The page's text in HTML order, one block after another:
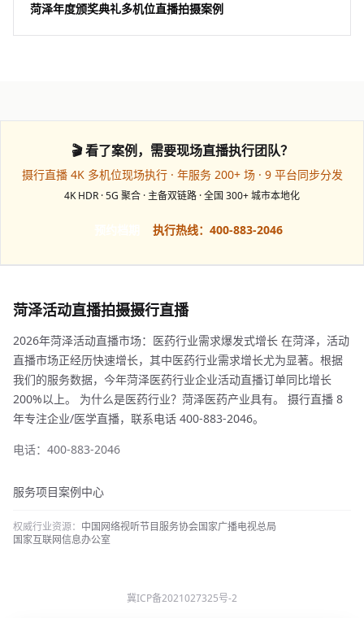
菏泽年度颁奖典礼多机位直播拍摄案例
🎬 看了案例，需要现场直播执行团队？
摄行直播 4K 多机位现场执行 · 年服务 200+ 场 · 9 平台同步分发
4K HDR · 5G 聚合 · 主备双链路 · 全国 300+ 城市本地化
执行热线：400-883-2046
菏泽活动直播拍摄摄行直播
2026年菏泽活动直播市场：医药行业需求爆发式增长 在菏泽，活动
直播市场正经历快速增长，其中医药行业需求增长尤为显著。根据
我们的服务数据，今年菏泽医药行业企业活动直播订单同比增长
200%以上。 为什么是医药行业？菏泽医药产业具有。 摄行直播 8
年专注企业/医学直播，联系电话 400-883-2046。
电话：400-883-2046
服务项目案例中心
权威行业资源： 中国网络视听节目服务协会国家广播电视总局
国家互联网信息办公室
冀ICP备2021027325号-2